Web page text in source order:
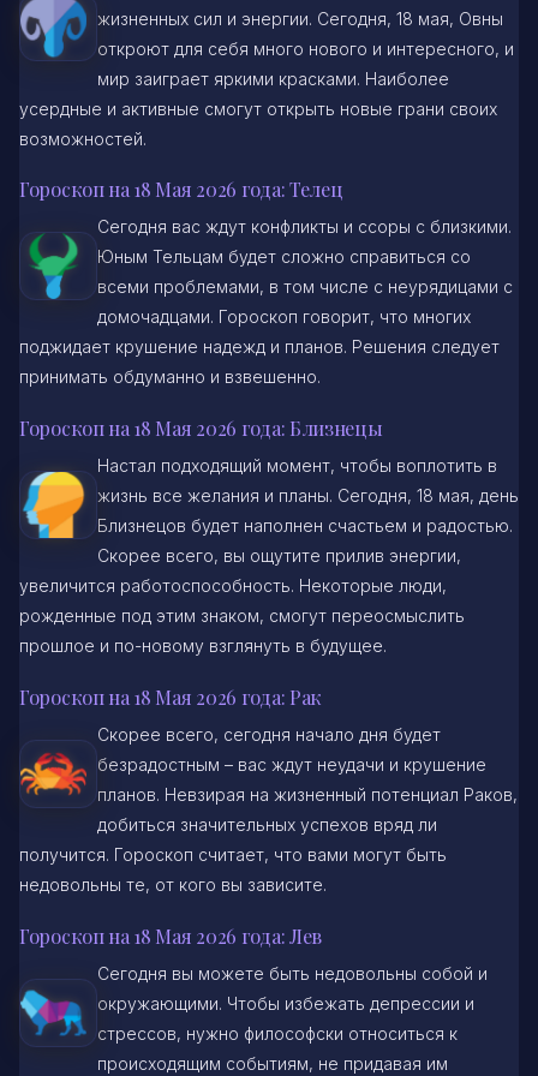
жизненных сил и энергии. Сегодня, 18 мая, Овны
откроют для себя много нового и интересного, и
мир заиграет яркими красками. Наиболее
усердные и активные смогут открыть новые грани своих
возможностей.
Гороскоп на 18 Мая 2026 года: Телец
Сегодня вас ждут конфликты и ссоры с близкими.
Юным Тельцам будет сложно справиться со
всеми проблемами, в том числе с неурядицами с
домочадцами. Гороскоп говорит, что многих
поджидает крушение надежд и планов. Решения следует
принимать обдуманно и взвешенно.
Гороскоп на 18 Мая 2026 года: Близнецы
Настал подходящий момент, чтобы воплотить в
жизнь все желания и планы. Сегодня, 18 мая, день
Близнецов будет наполнен счастьем и радостью.
Скорее всего, вы ощутите прилив энергии,
увеличится работоспособность. Некоторые люди,
рожденные под этим знаком, смогут переосмыслить
прошлое и по-новому взглянуть в будущее.
Гороскоп на 18 Мая 2026 года: Рак
Скорее всего, сегодня начало дня будет
безрадостным – вас ждут неудачи и крушение
планов. Невзирая на жизненный потенциал Раков,
добиться значительных успехов вряд ли
получится. Гороскоп считает, что вами могут быть
недовольны те, от кого вы зависите.
Гороскоп на 18 Мая 2026 года: Лев
Сегодня вы можете быть недовольны собой и
окружающими. Чтобы избежать депрессии и
стрессов, нужно философски относиться к
происходящим событиям, не придавая им